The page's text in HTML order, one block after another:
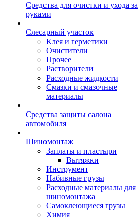
Средства для очистки и ухода за
руками
Слесарный участок
Клея и герметики
Очистители
Прочее
Растворители
Расходные жидкости
Смазки и смазочные
материалы
Средства защиты салона
автомобиля
Шиномонтаж
Заплаты и пластыри
Вытяжки
Инструмент
Набивные грузы
Расходные материалы для
шиномонтажа
Самоклеющиеся грузы
Химия